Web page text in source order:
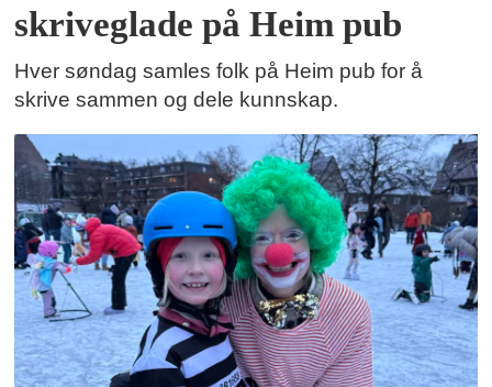
skriveglade på Heim pub
Hver søndag samles folk på Heim pub for å
skrive sammen og dele kunnskap.